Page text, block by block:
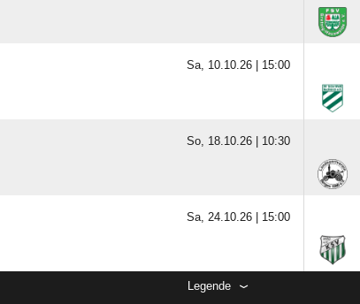
Sa, 10.10.26 | 15:00
So, 18.10.26 | 10:30
Sa, 24.10.26 | 15:00
Legende